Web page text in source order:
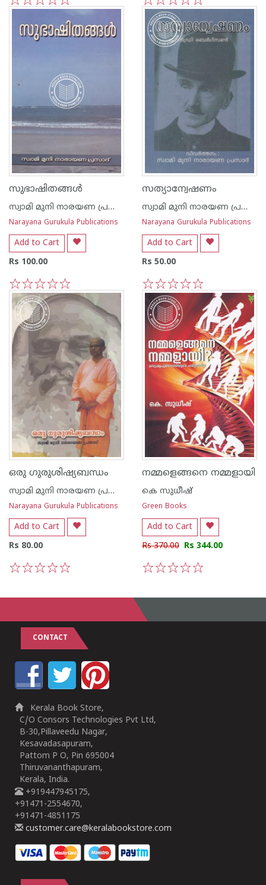
5
4
3
2
1 5
4
3
2
1
സുഭാഷിതങ്ങള്‍
സ്വാമി മുനി നാരയണ പ്രസാദ്
Narayana Gurukula Publications
Add to Cart
Rs 100.00
5
4
3
2
1
സത്യാന്വേഷണം
സ്വാമി മുനി നാരയണ പ്രസാദ്
Narayana Gurukula Publications
Add to Cart
Rs 50.00
5
4
3
2
1
ഒരു ഗുരുശിഷ്യബന്ധം
സ്വാമി മുനി നാരയണ പ്രസാദ്
Narayana Gurukula Publications
Add to Cart
Rs 80.00
നമ്മളെങ്ങനെ നമ്മളായി
കെ സുധീഷ്
Green Books
Add to Cart
Rs 370.00 Rs 344.00
CONTACT
Kerala Book Store,
C/O Consors Technologies Pvt Ltd,
B-30,Pillaveedu Nagar,
Kesavadasapuram,
Pattom P O, Pin 695004
Thiruvananthapuram,
Kerala, India.
+919447945175,
+91471-2554670,
+91471-4851175
customer.care@keralabookstore.com